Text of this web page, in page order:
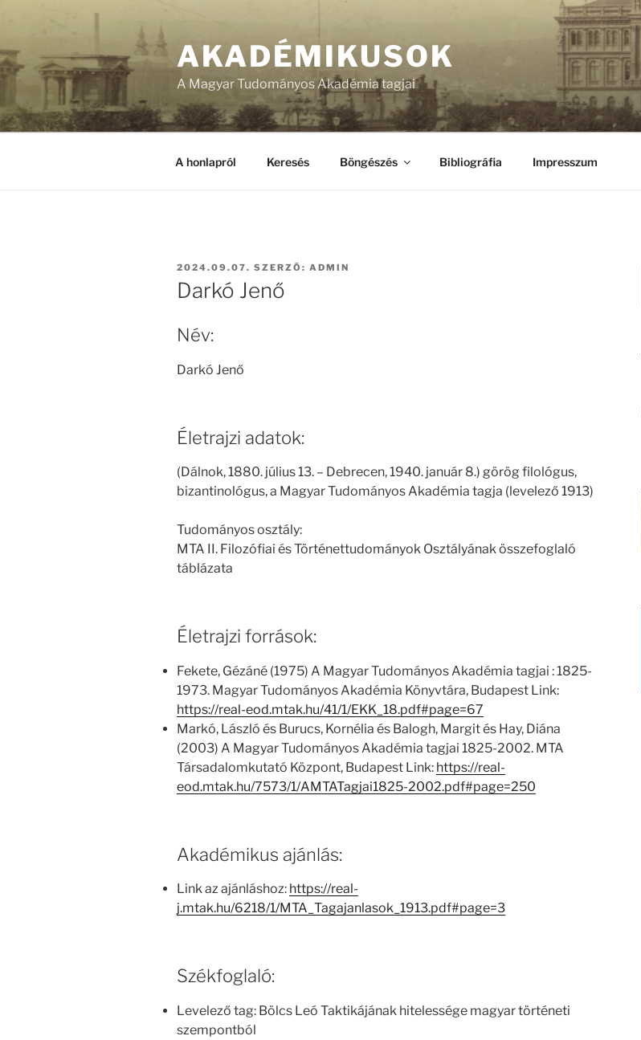
AKADÉMIKUSOK
A Magyar Tudományos Akadémia tagjai
A honlapról Keresés Böngészés Bibliográfia Impresszum
BEKÜLDVE:
2024.09.07. SZERZŐ: ADMIN
Darkó Jenő
Név:
Darkó Jenő
Életrajzi adatok:
(Dálnok, 1880. július 13. – Debrecen, 1940. január 8.) görög filológus,
bizantinológus, a Magyar Tudományos Akadémia tagja (levelező 1913)
Tudományos osztály:
MTA II. Filozófiai és Történettudományok Osztályának összefoglaló
táblázata
Életrajzi források:
Fekete, Gézáné (1975) A Magyar Tudományos Akadémia tagjai : 1825-
1973. Magyar Tudományos Akadémia Könyvtára, Budapest Link:
https://real-eod.mtak.hu/41/1/EKK_18.pdf#page=67
Markó, László és Burucs, Kornélia és Balogh, Margit és Hay, Diána
(2003) A Magyar Tudományos Akadémia tagjai 1825-2002. MTA
Társadalomkutató Központ, Budapest Link: https://real-
eod.mtak.hu/7573/1/AMTATagjai1825-2002.pdf#page=250
Akadémikus ajánlás:
Link az ajánláshoz: https://real-
j.mtak.hu/6218/1/MTA_Tagajanlasok_1913.pdf#page=3
Székfoglaló:
Levelező tag: Bölcs Leó Taktikájának hitelessége magyar történeti
szempontból